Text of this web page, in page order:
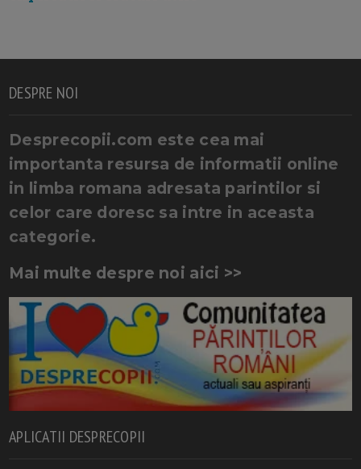
DESPRE NOI
Desprecopii.com este cea mai
importanta resursa de informatii online
in limba romana adresata parintilor si
celor care doresc sa intre in aceasta
categorie.
Mai multe despre noi aici >>
APLICATII DESPRECOPII